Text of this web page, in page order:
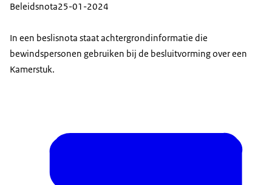
Beleidsnota25-01-2024
In een beslisnota staat achtergrondinformatie die
bewindspersonen gebruiken bij de besluitvorming over een
Kamerstuk.